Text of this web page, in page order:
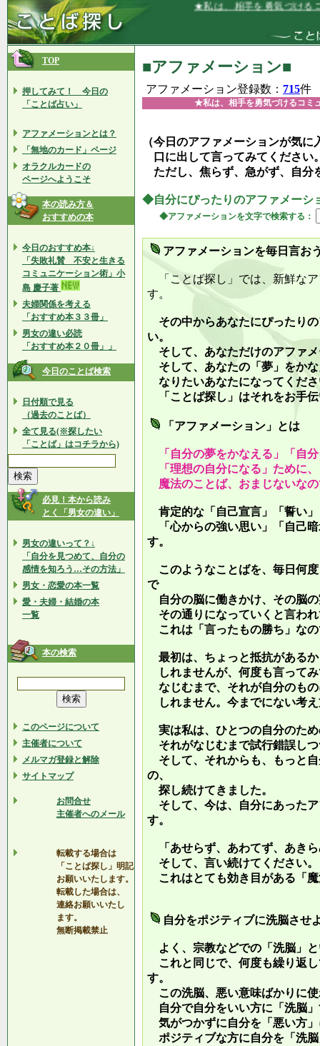
★私は、相手を勇気づけるコミュニケ
TOP
押してみて！ 今日の
「ことば占い」
アファメーションとは？
「無地のカード」ページ
オラクルカードの
ページへようこそ
本の読み方＆
おすすめの本
今日のおすすめ本↓
「失敗礼賛 不安と生きる
コミュニケーション術」小
島 慶子著
夫婦関係を考える
「おすすめ本３３冊」
男女の違い必読
「おすすめ本２０冊」」
今日のことば検索
日付順で見る
（過去のことば）
全て見る(※探したい
「ことば」はコチラから)
必見！本から読み
とく「男女の違い」
男女の違いって？↓
「自分を見つめて、自分の
感情を知ろう…その方法」
男女・恋愛の本一覧
愛・夫婦・結婚の本
一覧
本の検索
このページについて
主催者について
メルマガ登録と解除
サイトマップ
お問合せ
主催者へのメール
転載する場合は
「ことば探し」明記
お願いいたします。
転載した場合は、
連絡お願いいたし
ます。
無断掲載禁止
■アファメーション■
アファメーション登録数： 715件
★私は、相手を勇気づけるコミ
（今日のアファメーションが気
口に出して言ってみてください
ただし、焦らず、急がず、自分
◆自分にぴったりのアファメーシ
◆アファメーションを文字で検索する：
アファメーションを毎日言お
「ことば探し」では、新鮮な
す。
その中からあなたにぴったり
い。
そして、あなただけのアファ
そして、あなたの「夢」をか
なりたいあなたになってくだ
「ことば探し」はそれをお手
「アファメーション」とは
「自分の夢をかなえる」「自
「理想の自分になる」ために
魔法のことば、おまじないな
肯定的な「自己宣言」「誓い
「心からの強い思い」「自己
す。
このようなことばを、毎日何
で
自分の脳に働きかけ、その脳
その通りになっていくと言わ
これは「言ったもの勝ち」な
最初は、ちょっと抵抗がある
しれませんが、何度も言って
なじむまで、それが自分のも
しれません。今までにない考
実は私は、ひとつの自分のた
それがなじむまで試行錯誤し
そして、それからも、もっと
の、
探し続けてきました。
そして、今は、自分にあった
す。
「あせらず、あわてず、あき
そして、言い続けてください。
これはとても効き目がある「
自分をポジティブに洗脳させ
よく、宗教などでの「洗脳」
これと同じで、何度も繰り返
す。
この洗脳、悪い意味ばかりに
自分で自分をいい方に「洗脳
気がつかずに自分を「悪い方
ポジティブな方に自分を「洗